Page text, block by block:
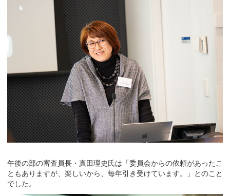
午後の部の審査員長・真田理史氏は「委員会からの依頼があったこ
ともありますが、楽しいから、毎年引き受けています。」とのこと
でした。